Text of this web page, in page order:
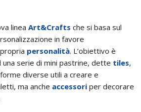
linea Art&Crafts che si basa sul
in favore
personalità. L’obiettivo è
una serie di mini pastrine, dette tiles,
diverse utili a creare e
ma anche accessori per decorare